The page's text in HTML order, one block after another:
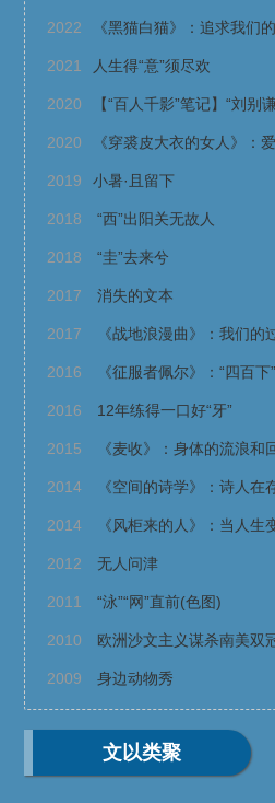
2022 《黑猫白猫》：追求我们
2021 人生得“意”须尽欢
2020 【“百人千影”笔记】“刘别
2020 《穿裘皮大衣的女人》：
2019 小暑·且留下
2018 “西”出阳关无故人
2018 “圭”去来兮
2017 消失的文本
2017 《战地浪漫曲》：我们的
2016 《征服者佩尔》：“四百下
2016 12年练得一口好“牙”
2015 《麦收》：身体的流浪和
2014 《空间的诗学》：诗人在
2014 《风柜来的人》：当人生
2012 无人问津
2011 “泳”“网”直前(色图)
2010 欧洲沙文主义谋杀南美双
2009 身边动物秀
文以类聚